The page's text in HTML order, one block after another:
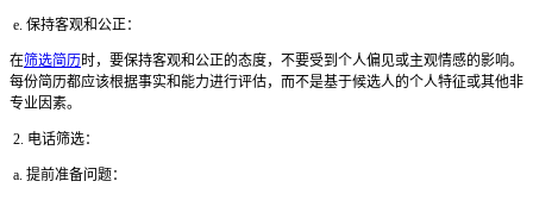
e. 保持客观和公正：
在筛选简历时，要保持客观和公正的态度，不要受到个人偏见或主观情感的影响。
每份简历都应该根据事实和能力进行评估，而不是基于候选人的个人特征或其他非
专业因素。
2. 电话筛选：
a. 提前准备问题：